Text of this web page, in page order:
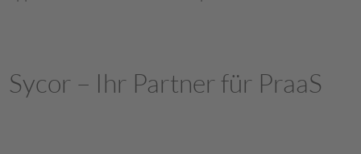
Sycor – Ihr Partner für PraaS